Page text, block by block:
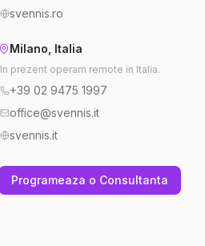
svennis.ro
Milano, Italia
In prezent operam remote in Italia.
+39 02 9475 1997
office@svennis.it
svennis.it
Programeaza o Consultanta